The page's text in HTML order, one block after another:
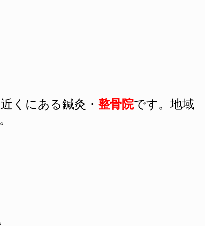
くにある鍼灸 ・ 整骨院です。地域